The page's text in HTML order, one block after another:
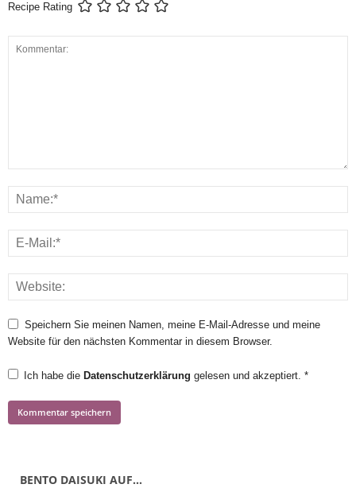
Recipe Rating
Speichern Sie meinen Namen, meine E-Mail-Adresse und meine
Website für den nächsten Kommentar in diesem Browser.
Ich habe die Datenschutzerklärung gelesen und akzeptiert. *
BENTO DAISUKI AUF…